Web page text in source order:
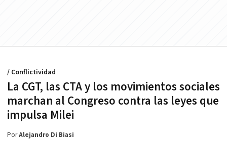
La CGT, las CTA y los movimientos sociales
marchan al Congreso contra las leyes que
impulsa Milei
/ Conflictividad
PorAlejandro Di Biasi